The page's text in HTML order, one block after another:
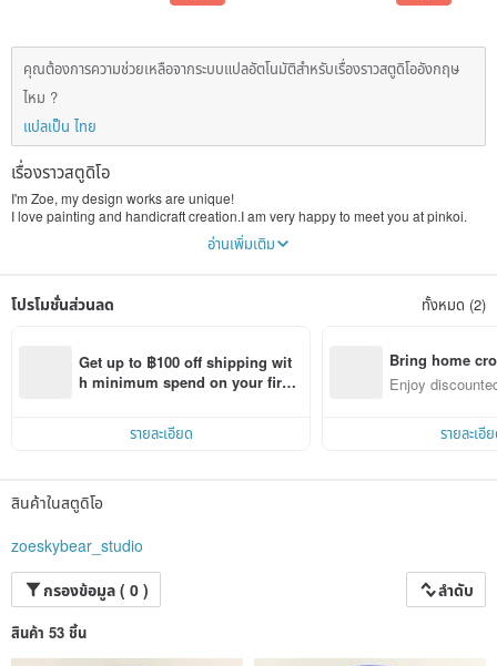
คุณต้องการความช่วยเหลือจากระบบแปลอัตโนมัติสำหรับเรื่องราวสตูดิโออังกฤษ
ไหม ?
แปลเป็น ไทย
เรื่องราวสตูดิโอ
I'm Zoe, my design works are unique!
I love painting and handicraft creation.I am very happy to meet you at pinkoi.
Every product in the zoeskybear is 100% attentive wish you guys will like it !
อ่านเพิ่มเติม
โปรโมชั่นส่วนลด ทั้งหมด (2)
Get up to ฿100 off shipping wit
h minimum spend on your first
รายละเอียด
Bring home
n with ease
Enjoy
รายละเอี
สินค้าในสตูดิโอ
zoeskybear_studio
กรองข้อมูล ( 0 )
ลำดับ
สินค้า 53 ชิ้น